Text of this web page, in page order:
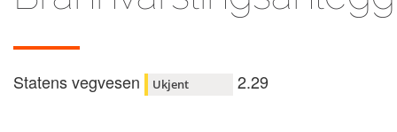
Statens vegvesen Ukjent 2.29